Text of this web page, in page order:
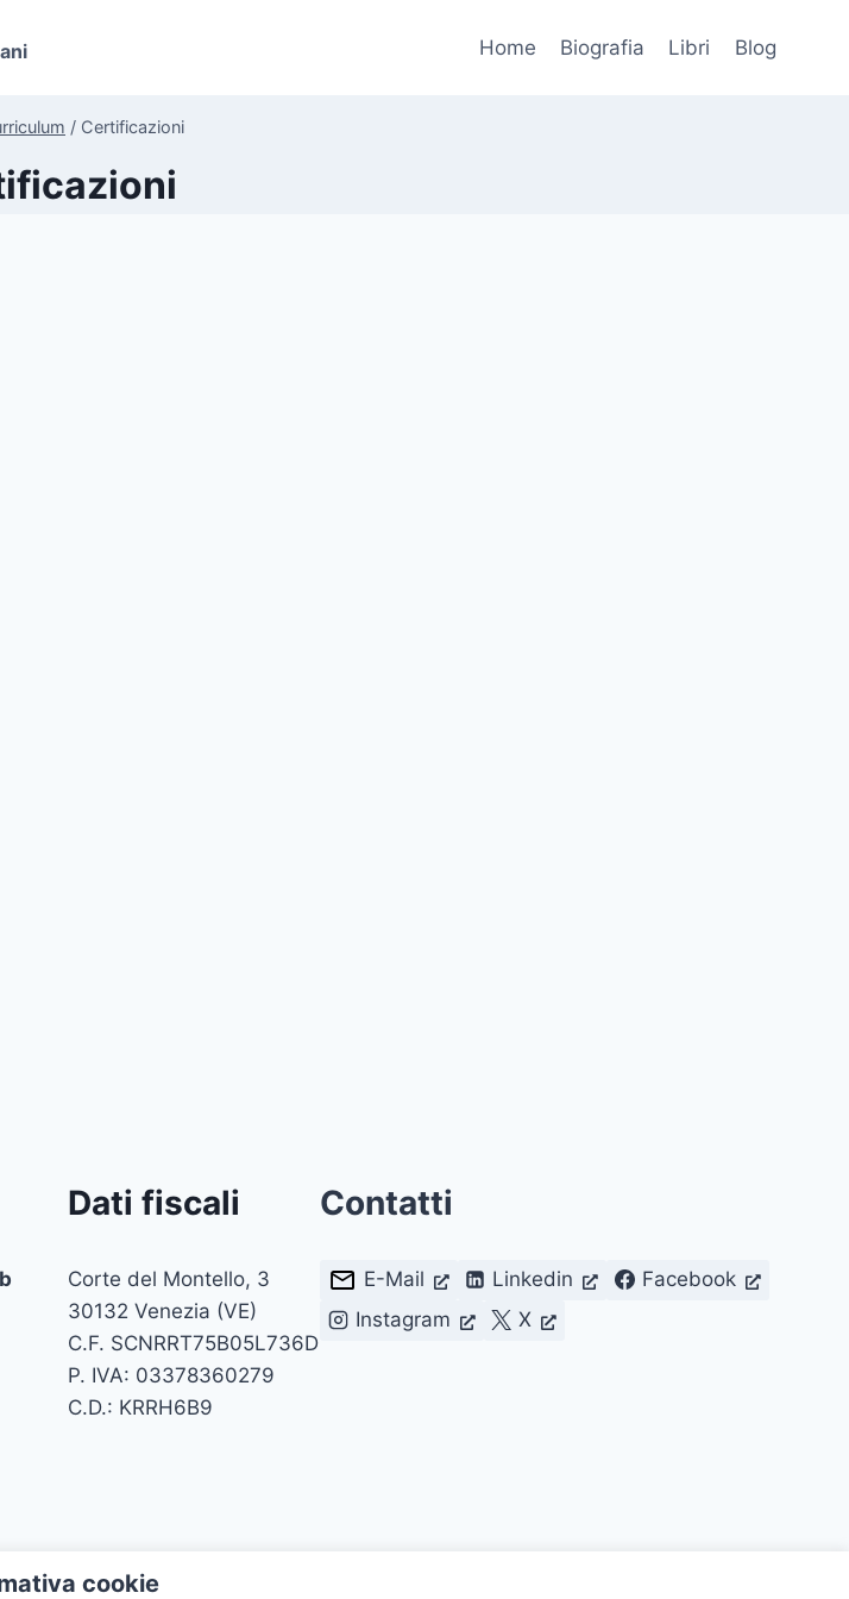
Home Biografia Libri Blog
/ Certificazioni
Dati fiscali
Corte del Montello, 3
30132 Venezia (VE)
C.F. SCNRRT75B05L736D
P. IVA: 03378360279
C.D.: KRRH6B9
Contatti
E-Mail Linkedin
Facebook
Instagram
X
citando la fonte. Attualmente con Licenza
cookie